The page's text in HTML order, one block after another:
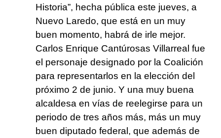
Historia”, hecha pública este jueves, a
Nuevo Laredo, que está en un muy
buen momento, habrá de irle mejor.
Carlos Enrique Cantúrosas Villarreal fue
el personaje designado por la Coalición
para representarlos en la elección del
próximo 2 de junio. Y una muy buena
alcaldesa en vías de reelegirse para un
periodo de tres años más, más un muy
buen diputado federal, que además de